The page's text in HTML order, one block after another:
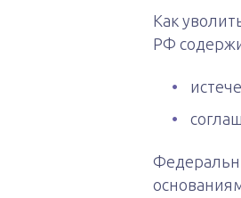
Как
РФ